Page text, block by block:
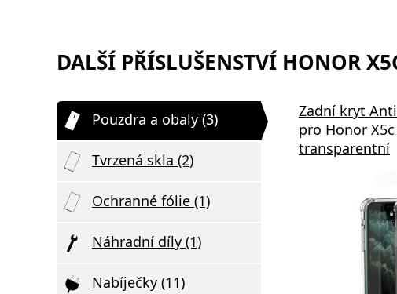
DALŠÍ PŘÍSLUŠENSTVÍ HONOR
Pouzdra a obaly (3)
Tvrzená skla (2)
Ochranné fólie (1)
Náhradní díly (1)
Nabíječky (11)
Zadní kryt
pro Honor
transparentní